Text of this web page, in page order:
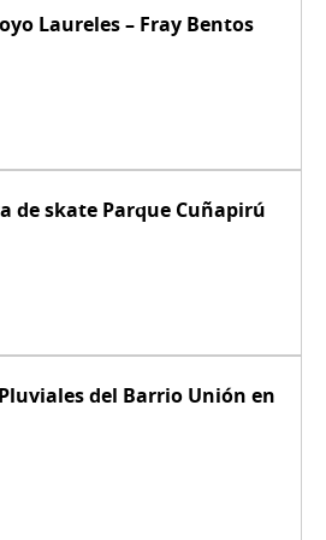
Laureles – Fray Bentos
de skate Parque Cuñapirú
del Barrio Unión en